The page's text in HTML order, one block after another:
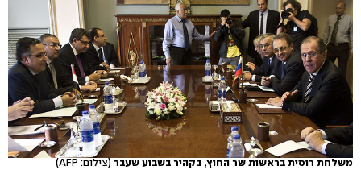
משלחת רוסית בראשות שר החוץ, בקהיר בשבוע שעבר(צילום: AFP)